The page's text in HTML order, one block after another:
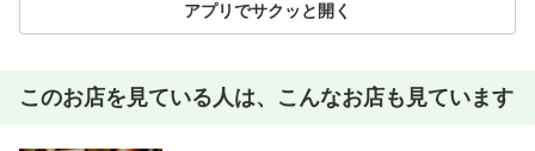
アプリでサクッと開く
このお店を見ている人は、こんなお店も見ています